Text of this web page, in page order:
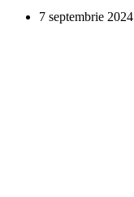
7 septembrie 2024